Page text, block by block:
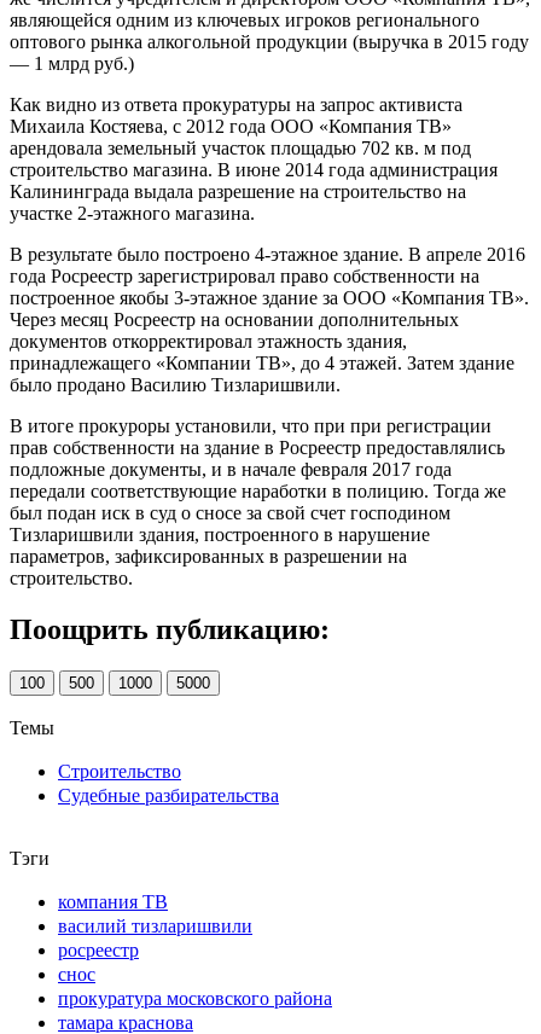
являющейся одним из ключевых игроков регионального
оптового рынка алкогольной продукции (выручка в 2015 году
— 1 млрд руб.)
Как видно из ответа прокуратуры на запрос активиста
Михаила Костяева, с 2012 года ООО «Компания ТВ»
арендовала земельный участок площадью 702 кв. м под
строительство магазина. В июне 2014 года администрация
Калининграда выдала разрешение на строительство на
участке 2-этажного магазина.
В результате было построено 4-этажное здание. В апреле 2016
года Росреестр зарегистрировал право собственности на
построенное якобы 3-этажное здание за ООО «Компания ТВ».
Через месяц Росреестр на основании дополнительных
документов откорректировал этажность здания,
принадлежащего «Компании ТВ», до 4 этажей. Затем здание
было продано Василию Тизларишвили.
В итоге прокуроры установили, что при при регистрации
прав собственности на здание в Росреестр предоставлялись
подложные документы, и в начале февраля 2017 года
передали соответствующие наработки в полицию. Тогда же
был подан иск в суд о сносе за свой счет господином
Тизларишвили здания, построенного в нарушение
параметров, зафиксированных в разрешении на
строительство.
Поощрить публикацию:
100 500 1000 5000
Темы
Строительство
Судебные разбирательства
Тэги
компания ТВ
василий тизларишвили
росреестр
снос
прокуратура московского района
тамара краснова